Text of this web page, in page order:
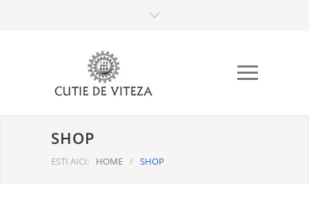
SHOP
ESTI AICI: HOME / SHOP